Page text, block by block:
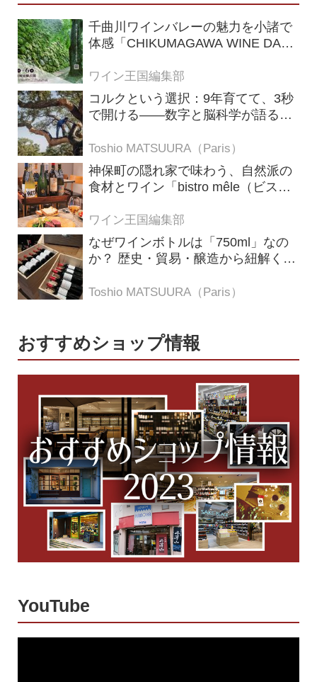
千曲川ワインバレーの魅力を小諸で
体感「CHIKUMAGAWA WINE DAYS
ワイン王国編集部
コルクという選択：9年育てて、3秒
で開ける——数字と脳科学が語る栓
Toshio MATSUURA（Paris）
神保町の隠れ家で味わう、自然派の
食材とワイン「bistro mêle（ビスト
ワイン王国編集部
なぜワインボトルは「750ml」なの
か？ 歴史・貿易・醸造から紐解く4
Toshio MATSUURA（Paris）
おすすめショップ情報
YouTube